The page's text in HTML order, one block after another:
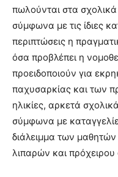
πωλούνται στα
σύμφωνα με τις ίδιες
περιπτώσεις η
όσα προβλέπει η
προειδοποιούν για
παχυσαρκίας και των
ηλικίες, αρκετά
σύμφωνα με
διάλειμμα των
λιπαρών και